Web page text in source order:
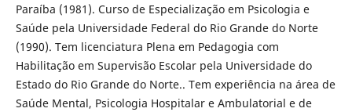
Paraíba (1981). Curso de Especialização em Psicologia e
Saúde pela Universidade Federal do Rio Grande do Norte
(1990). Tem licenciatura Plena em Pedagogia com
Habilitação em Supervisão Escolar pela Universidade do
Estado do Rio Grande do Norte.. Tem experiência na área de
Saúde Mental, Psicologia Hospitalar e Ambulatorial e de